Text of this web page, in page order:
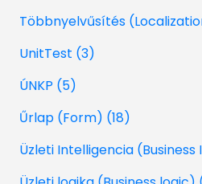
Többnyelvűsítés
UnitTest (3)
ÚNKP (5)
Űrlap (Form) (18)
Üzleti Intelligencia